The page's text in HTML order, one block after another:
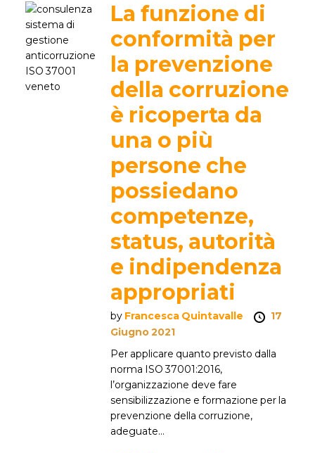
La funzione di
conformità per
la prevenzione
della corruzione
è ricoperta da
una o più
persone che
possiedano
competenze,
status, autorità
e indipendenza
appropriati
by Francesca Quintavalle
17
Giugno 2021
Per applicare quanto previsto dalla
norma ISO 37001:2016,
l’organizzazione deve fare
sensibilizzazione e formazione per la
prevenzione della corruzione,
adeguate...